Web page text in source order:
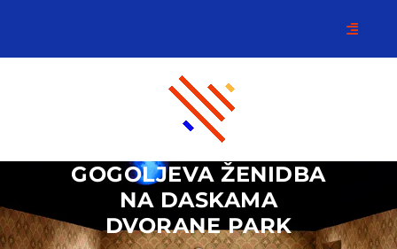
GOGOLJEVA ŽENIDBA
NA DASKAMA
DVORANE PARK